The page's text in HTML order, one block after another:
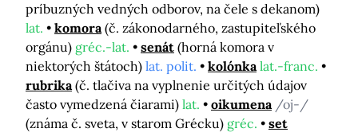
príbuzných vedných odborov, na čele s dekanom)
lat.
komora (č. zákonodarného, zastupiteľského
orgánu) gréc.-lat. senát (horná komora v
niektorých štátoch) lat. polit. kolónka lat.-franc.
rubrika (č. tlačiva na vyplnenie určitých údajov
často vymedzená čiarami) lat. oikumena /oj-/
(známa č. sveta, v starom Grécku) gréc.
set